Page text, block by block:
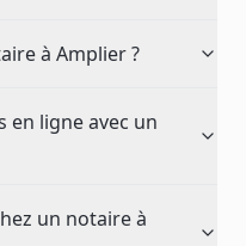
à Amplier ?
en ligne avec un
un notaire à